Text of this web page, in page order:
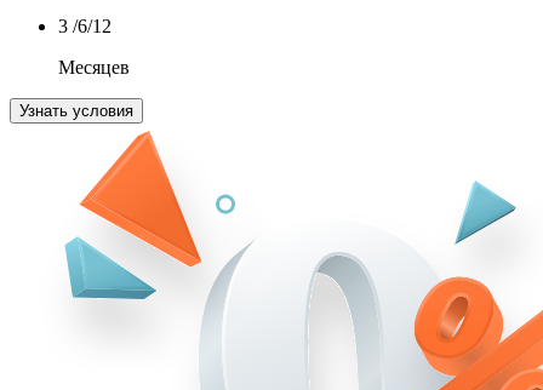
3 /6/12
Месяцев
Узнать условия